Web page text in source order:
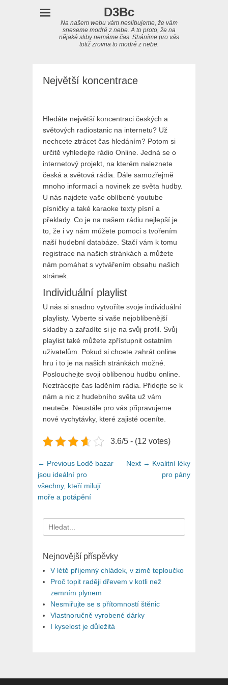
D3Bc
Na našem webu vám neslibujeme, že vám
sneseme modré z nebe. A to proto, že na
nějaké sliby nemáme čas. Sháníme pro vás
totiž zrovna to modré z nebe.
Největší koncentrace
Hledáte největší koncentraci českých a
světových radiostanic na internetu? Už
nechcete ztrácet čas hledáním? Potom si
určitě vyhledejte rádio Online. Jedná se o
internetový projekt, na kterém naleznete
česká a světová rádia. Dále samozřejmě
mnoho informací a novinek ze světa hudby.
U nás najdete vaše oblíbené youtube
písničky a také karaoke texty písní a
překlady. Co je na našem rádiu nejlepší je
to, že i vy nám můžete pomoci s tvořením
naší hudební databáze. Stačí vám k tomu
registrace na našich stránkách a můžete
nám pomáhat s vytvářením obsahu našich
stránek.
Individuální playlist
U nás si snadno vytvoříte svoje individuální
playlisty. Vyberte si vaše nejoblíbenější
skladby a zařadíte si je na svůj profil. Svůj
playlist také můžete zpřístupnit ostatním
uživatelům. Pokud si chcete zahrát online
hru i to je na našich stránkách možné.
Poslouchejte svoji oblíbenou hudbu online.
Neztrácejte čas laděním rádia. Přidejte se k
nám a nic z hudebního světa už vám
neuteče. Neustále pro vás připravujeme
nové vychytávky, které zajisté oceníte.
3.6/5 - (12 votes)
Navigace
pro
příspěvek
← Previous Previous
post:
Lodě bazar
jsou ideální pro
všechny, kteří milují
moře a potápění
Next → Next
post:
Kvalitní léky
pro pány
Search
for:
Nejnovější příspěvky
V létě příjemný chládek, v zimě teploučko
Proč topit raději dřevem v kotli než
zemním plynem
Nesmiřujte se s přítomností štěnic
Vlastnoručně vyrobené dárky
I kyselost je důležitá